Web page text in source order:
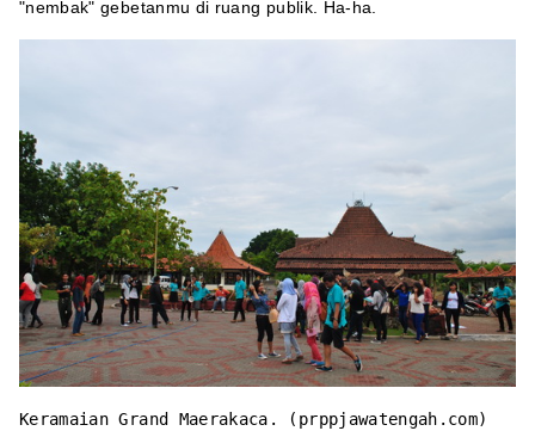
"nembak" gebetanmu di ruang publik. Ha-ha.
Keramaian Grand Maerakaca. (prppjawatengah.com)